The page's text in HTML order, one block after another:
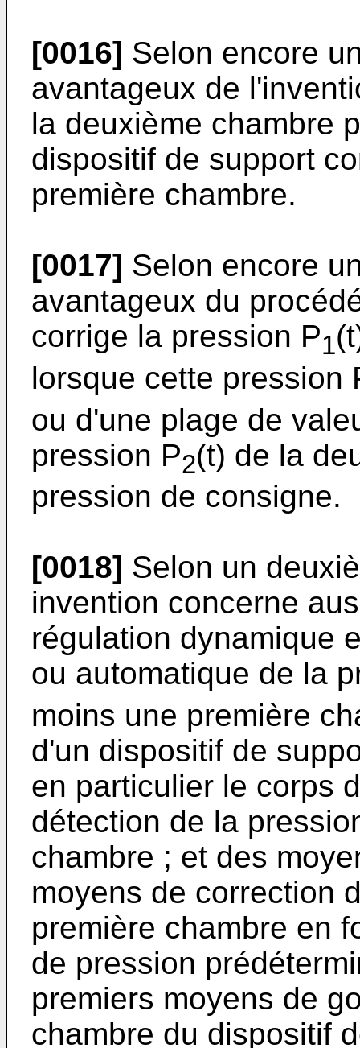
[0016] Selon encore
avantageux de
la deuxième chambre
dispositif de support
première chambre.
[0017] Selon encore
avantageux du
corrige la pression P1
lorsque cette pression
ou d'une plage de
pression P2(t) de la
pression de consigne.
[0018] Selon un
invention concerne
régulation dynamique
ou automatique de la
moins une première
d'un dispositif de
en particulier le corps
détection de la
chambre ; et des
moyens de correction
première chambre en
de pression
premiers moyens de
chambre du dispositif